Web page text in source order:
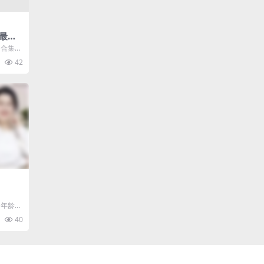
全
32
集，
看
42
龄段
绘本
40